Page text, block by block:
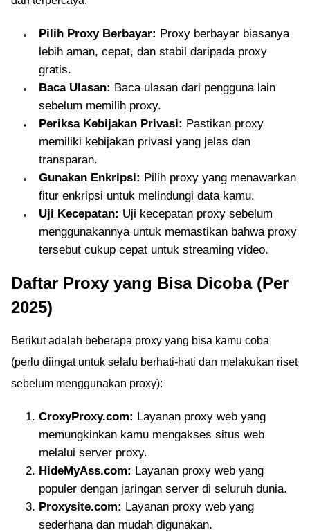
Pilih Proxy Berbayar: Proxy berbayar biasanya
lebih aman, cepat, dan stabil daripada proxy
gratis.
Baca Ulasan: Baca ulasan dari pengguna lain
sebelum memilih proxy.
Periksa Kebijakan Privasi: Pastikan proxy
memiliki kebijakan privasi yang jelas dan
transparan.
Gunakan Enkripsi: Pilih proxy yang menawarkan
fitur enkripsi untuk melindungi data kamu.
Uji Kecepatan: Uji kecepatan proxy sebelum
menggunakannya untuk memastikan bahwa proxy
tersebut cukup cepat untuk streaming video.
Daftar Proxy yang Bisa Dicoba (Per
2025)
Berikut adalah beberapa proxy yang bisa kamu coba
(perlu diingat untuk selalu berhati-hati dan melakukan riset
sebelum menggunakan proxy):
CroxyProxy.com: Layanan proxy web yang
memungkinkan kamu mengakses situs web
melalui server proxy.
HideMyAss.com: Layanan proxy web yang
populer dengan jaringan server di seluruh dunia.
Proxysite.com: Layanan proxy web yang
sederhana dan mudah digunakan.